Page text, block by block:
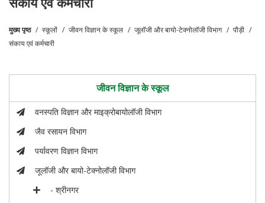
पग
मुख्य पृष्ठ स्कूलों जीवन विज्ञान के स्कूल जूलॉजी और बायो-टेक्नोलॉजी विभाग
पौड़ी
संकाय एवं कर्मचारी
जीवन विज्ञान के स्कूल
वनस्पति विज्ञान और माइक्रोबायोलॉजी विभाग
जैव रसायन विभाग
पर्यावरण विज्ञान विभाग
जूलॉजी और बायो-टेक्नोलॉजी विभाग
- श्रीनगर